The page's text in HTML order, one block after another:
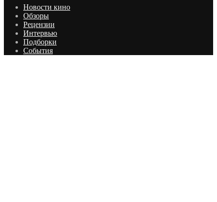
Новости кино
Обзоры
Рецензии
Интервью
Подборки
События